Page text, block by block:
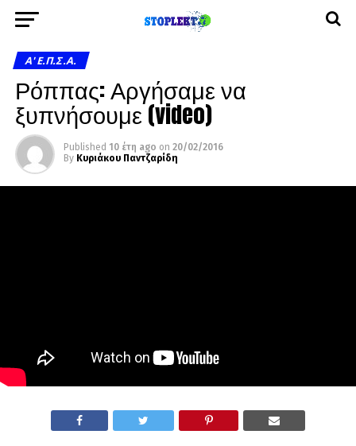
A' Ε.Π.Σ.Α.
Ρόππας: Αργήσαμε να
ξυπνήσουμε (video)
Published 10 έτη ago on 20/02/2016
By Κυριάκου Παντζαρίδη